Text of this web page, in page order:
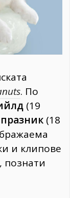
. По
(19
(18
и клипове
познати